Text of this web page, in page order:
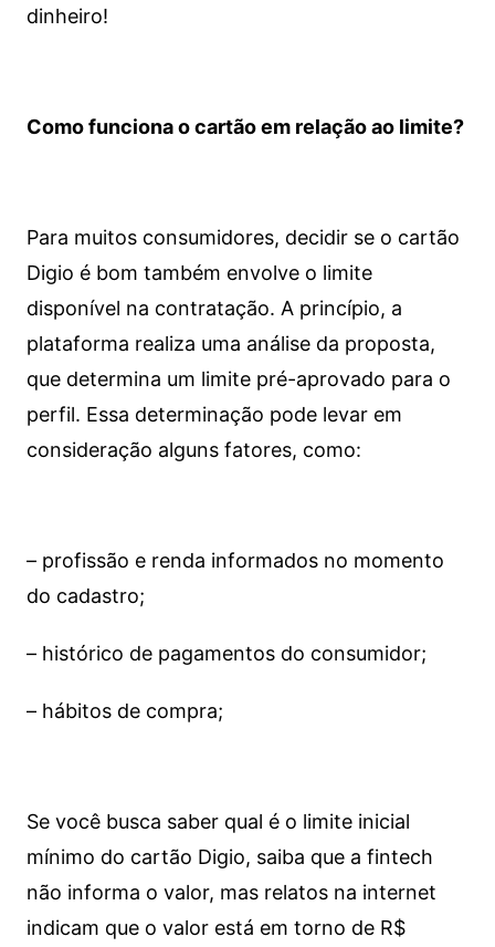
dinheiro!
Como funciona o cartão em relação ao limite?
Para muitos consumidores, decidir se o cartão
Digio é bom também envolve o limite
disponível na contratação. A princípio, a
plataforma realiza uma análise da proposta,
que determina um limite pré-aprovado para o
perfil. Essa determinação pode levar em
consideração alguns fatores, como:
– profissão e renda informados no momento
do cadastro;
– histórico de pagamentos do consumidor;
– hábitos de compra;
Se você busca saber qual é o limite inicial
mínimo do cartão Digio, saiba que a fintech
não informa o valor, mas relatos na internet
indicam que o valor está em torno de R$